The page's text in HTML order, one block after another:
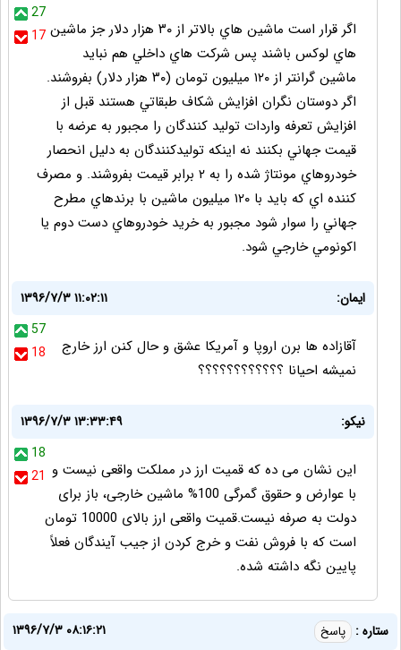
27
17 اگر قرار است ماشين هاي بالاتر از ٣٠ هزار دلار جز ماشين
هاي لوكس باشند پس شركت هاي داخلي هم نبايد
ماشين گرانتر از ١٢٠ ميليون تومان (٣٠ هزار دلار) بفروشند.
اگر دوستان نگران افزايش شكاف طبقاتي هستند قبل از
افزايش تعرفه واردات توليد كنندگان را مجبور به عرضه با
قيمت جهاني بكنند نه اينكه توليدكنندگان به دليل انحصار
خودروهاي مونتاژ شده را به ٢ برابر قيمت بفروشند. و مصرف
كننده اي كه بايد با ١٢٠ ميليون ماشين با برندهاي مطرح
جهاني را سوار شود مجبور به خريد خودروهاي دست دوم يا
اكونومي خارجي شود.
ایمان:
۱۳۹۶/۷/۳ ۱۱:۰۲:۱۱
57
18
آقازاده ها برن اروپا و آمریکا عشق و حال کنن ارز خارج
نمیشه احیانا ؟؟؟؟؟؟؟؟؟؟؟؟
نیکو:
۱۳۹۶/۷/۳ ۱۳:۳۳:۴۹
18
21 این نشان می ده که قمیت ارز در مملکت واقعی نیست و
با عوارض و حقوق گمرگی 100% ماشین خارجی، باز برای
دولت به صرفه نیست.قمیت واقعی ارز بالای 10000 تومان
است که با فروش نفت و خرج کردن از جیب آیندگان فعلاً
پایین نگه داشته شده.
ستاره : پاسخ ۱۳۹۶/۷/۳ ۰۸:۱۶:۲۱